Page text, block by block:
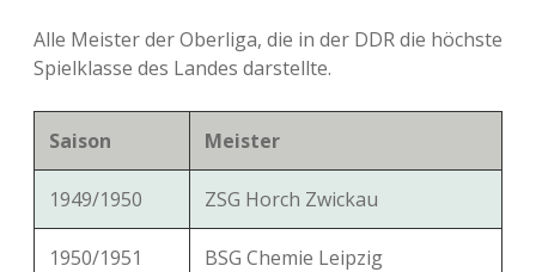
Alle Meister der Oberliga, die in der DDR die höchste
Spielklasse des Landes darstellte.
Saison Meister
1949/1950 ZSG Horch Zwickau
1950/1951 BSG Chemie Leipzig